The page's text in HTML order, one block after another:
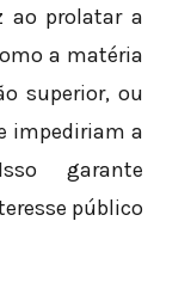
ao prolatar a
a matéria
superior, ou
impediriam a
garante
público